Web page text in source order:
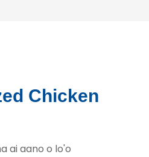
Chicken
ai aano o lo'o